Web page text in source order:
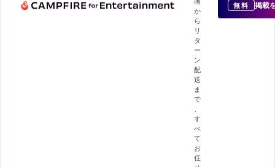
か
ら
リ
タ
ー
ン
配
送
ま
で
、
す
べ
て
お
任
無料 掲載